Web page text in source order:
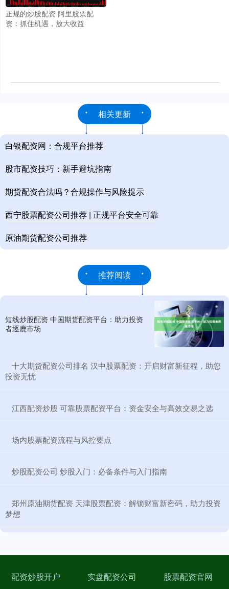
正规的炒股配资 阿里股票配
资：抓住机遇，放大收益
相关更新
白银配资网：合规平台推荐
股市配资技巧：新手避坑指南
期货配资合法吗？合规操作与风险提示
西宁股票配资公司推荐 | 正规平台安全可靠
原油期货配资公司推荐
推荐阅读
短线炒股配资 中国期货配资平台：助力投资
者逐鹿市场
​十大期货配资公司排名 汉中股票配资：开启财富新征程，助您
投资无忧
​江西配资炒股 可靠股票配资平台：资金安全与高效交易之选
​场内股票配资流程与风控要点
​炒股配资公司 炒股入门：必备条件与入门指南
​郑州原油期货配资 天津股票配资：解锁财富新密码，助力投资
梦想
配资炒股开户 实盘配资公司 股票配资官网